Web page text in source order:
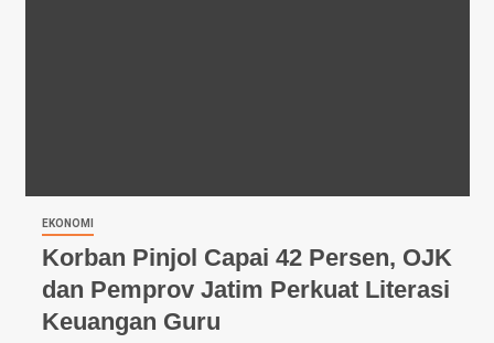
EKONOMI
Korban Pinjol Capai 42 Persen, OJK
dan Pemprov Jatim Perkuat Literasi
Keuangan Guru